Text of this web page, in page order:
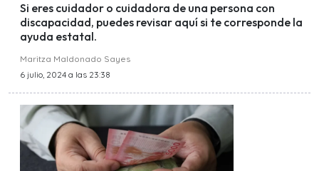
Si eres cuidador o cuidadora de una persona con
discapacidad, puedes revisar aquí si te corresponde la
ayuda estatal.
Maritza Maldonado Sayes
6 julio, 2024 a las 23:38